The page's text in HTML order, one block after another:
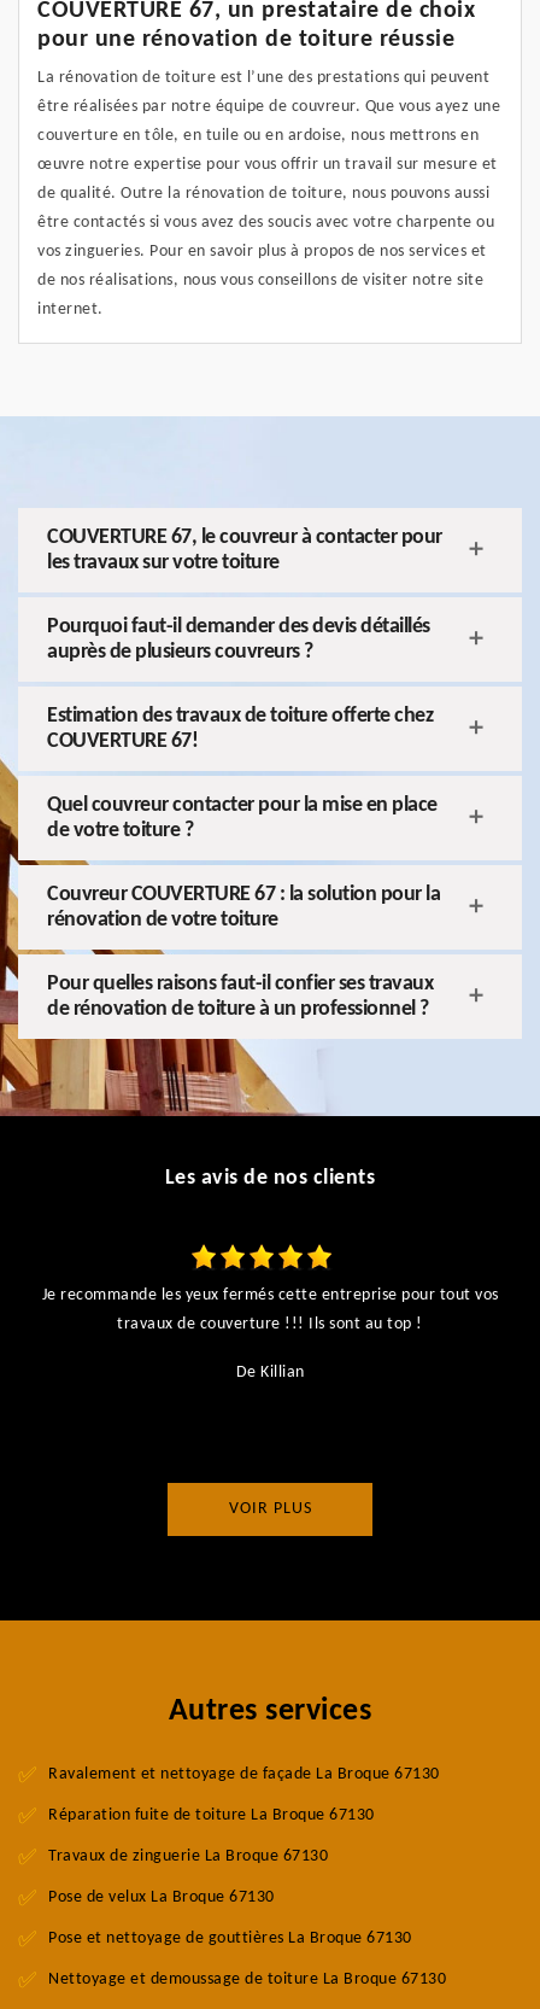
COUVERTURE 67, un prestataire de choix
pour une rénovation de toiture réussie
La rénovation de toiture est l’une des prestations qui peuvent
être réalisées par notre équipe de couvreur. Que vous ayez une
couverture en tôle, en tuile ou en ardoise, nous mettrons en
œuvre notre expertise pour vous offrir un travail sur mesure et
de qualité. Outre la rénovation de toiture, nous pouvons aussi
être contactés si vous avez des soucis avec votre charpente ou
vos zingueries. Pour en savoir plus à propos de nos services et
de nos réalisations, nous vous conseillons de visiter notre site
internet.
COUVERTURE 67, le couvreur à contacter pour
les travaux sur votre toiture
Pourquoi faut-il demander des devis détaillés
auprès de plusieurs couvreurs ?
Estimation des travaux de toiture offerte chez
COUVERTURE 67!
Quel couvreur contacter pour la mise en place
de votre toiture ?
Couvreur COUVERTURE 67 : la solution pour la
rénovation de votre toiture
Pour quelles raisons faut-il confier ses travaux
de rénovation de toiture à un professionnel ?
Les avis de nos clients
Je recommande les yeux fermés cette entreprise pour tout vos
travaux de couverture !!! Ils sont au top !
De Killian
VOIR PLUS
Autres services
Ravalement et nettoyage de façade La Broque 67130
Réparation fuite de toiture La Broque 67130
Travaux de zinguerie La Broque 67130
Pose de velux La Broque 67130
Pose et nettoyage de gouttières La Broque 67130
Nettoyage et demoussage de toiture La Broque 67130